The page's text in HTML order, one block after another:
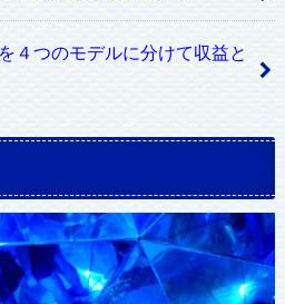
４つのモデルに分けて収益と